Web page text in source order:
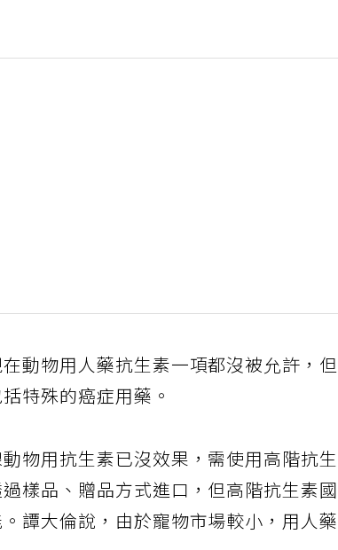
動物用人藥抗生素一項都沒被允許，但
特殊的癌症用藥。
物用抗生素已沒效果，需使用高階抗生
樣品、贈品方式進口，但高階抗生素國
譚大倫說，由於寵物市場較小，用人藥